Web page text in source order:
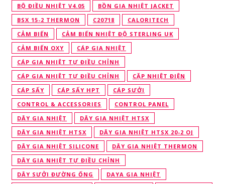
BỘ ĐIỀU NHIỆT V4.05
BỒN GIA NHIỆT JACKET
BSX 15-2 THERMON
C20718
CALORITECH
CẢM BIẾN
CẢM BIẾN NHIỆT ĐỘ STERLING UK
CẢM BIẾN OXY
CÁP GIA NHIỆT
CÁP GIA NHIỆT TỰ ĐIỀU CHỈNH
CÁP GIA NHIỆT TỰ ĐIỀU CHỈNH
CẶP NHIỆT ĐIỆN
CÁP SẤY
CÁP SẤY HPT
CÁP SƯỞI
CONTROL & ACCESSORIES
CONTROL PANEL
DÂY GIA NHIỆT
DÂY GIA NHIỆT HTSX
DÂY GIA NHIỆT HTSX
DÂY GIA NHIỆT HTSX 20-2 OJ
DÂY GIA NHIỆT SILICONE
DÂY GIA NHIỆT THERMON
DÂY GIA NHIỆT TỰ ĐIỀU CHỈNH
DÂY SƯỞI ĐƯỜNG ỐNG
DAYA GIA NHIỆT